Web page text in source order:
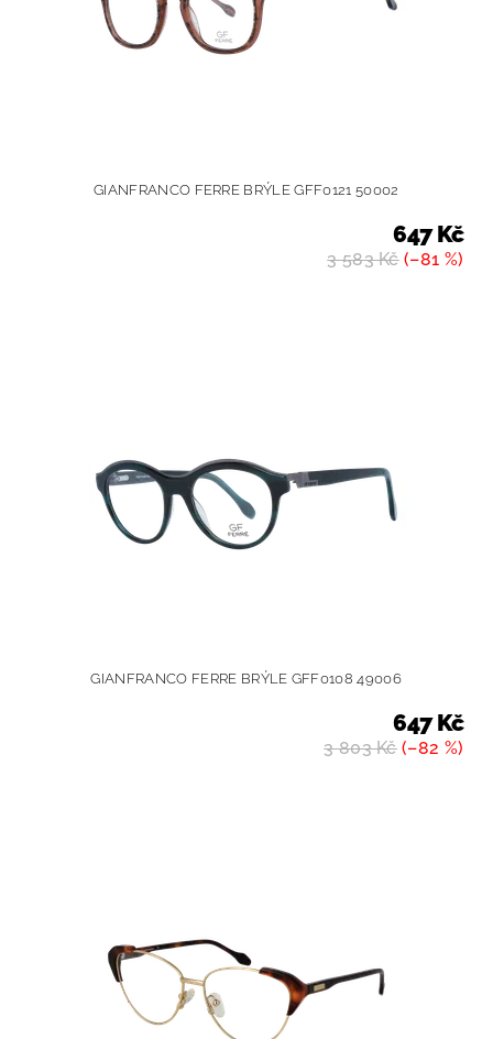
GIANFRANCO FERRE BRÝLE GFF0121 50002
3 583 Kč(–81 %)
647 Kč
GIANFRANCO FERRE BRÝLE GFF0108 49006
3 803 Kč(–82 %)
647 Kč